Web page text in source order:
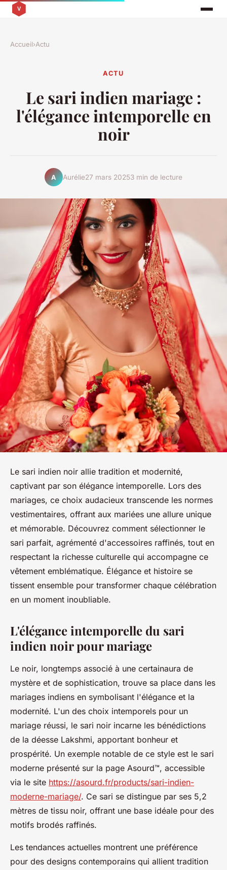
Accueil›Actu
ACTU
Le sari indien mariage :
l'élégance intemporelle en
noir
A Aurélie27 mars 20253 min de lecture
Le sari indien noir allie tradition et modernité,
captivant par son élégance intemporelle. Lors des
mariages, ce choix audacieux transcende les normes
vestimentaires, offrant aux mariées une allure unique
et mémorable. Découvrez comment sélectionner le
sari parfait, agrémenté d'accessoires raffinés, tout en
respectant la richesse culturelle qui accompagne ce
vêtement emblématique. Élégance et histoire se
tissent ensemble pour transformer chaque célébration
en un moment inoubliable.
L'élégance intemporelle du sari
indien noir pour mariage
Le noir, longtemps associé à une certainaura de
mystère et de sophistication, trouve sa place dans les
mariages indiens en symbolisant l'élégance et la
modernité. L'un des choix intemporels pour un
mariage réussi, le sari noir incarne les bénédictions
de la déesse Lakshmi, apportant bonheur et
prospérité. Un exemple notable de ce style est le sari
moderne présenté sur la page Asourd™, accessible
via le site https://asourd.fr/products/sari-indien-
moderne-mariage/. Ce sari se distingue par ses 5,2
mètres de tissu noir, offrant une base idéale pour des
motifs brodés raffinés.
Les tendances actuelles montrent une préférence
pour des designs contemporains qui allient tradition